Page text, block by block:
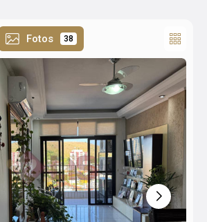
Fotos 38